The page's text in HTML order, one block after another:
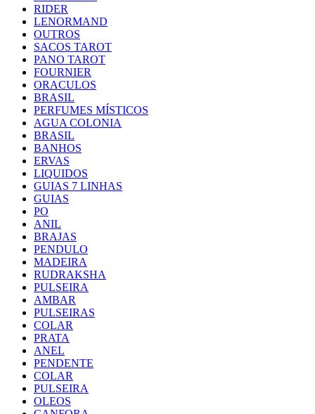
RIDER
LENORMAND
OUTROS
SACOS TAROT
PANO TAROT
FOURNIER
ORACULOS
BRASIL
PERFUMES MÍSTICOS
AGUA COLONIA
BRASIL
BANHOS
ERVAS
LIQUIDOS
GUIAS 7 LINHAS
GUIAS
PO
ANIL
BRAJAS
PENDULO
MADEIRA
RUDRAKSHA
PULSEIRA
AMBAR
PULSEIRAS
COLAR
PRATA
ANEL
PENDENTE
COLAR
PULSEIRA
OLEOS